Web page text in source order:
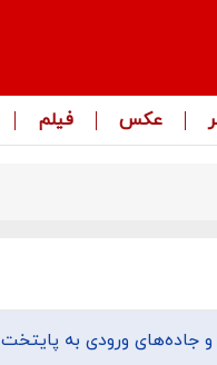
عکس فیلم
و جاده‌های ورودی به پایتخت